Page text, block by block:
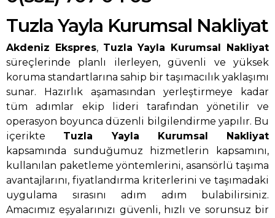
Tuzla Yayla Kurumsal Nakliyat
Akdeniz Ekspres, Tuzla Yayla Kurumsal Nakliyat
süreçlerinde planlı ilerleyen, güvenli ve yüksek
koruma standartlarına sahip bir taşımacılık yaklaşımı
sunar. Hazırlık aşamasından yerleştirmeye kadar
tüm adımlar ekip lideri tarafından yönetilir ve
operasyon boyunca düzenli bilgilendirme yapılır. Bu
içerikte Tuzla Yayla Kurumsal Nakliyat
kapsamında sunduğumuz hizmetlerin kapsamını,
kullanılan paketleme yöntemlerini, asansörlü taşıma
avantajlarını, fiyatlandırma kriterlerini ve taşımadaki
uygulama sırasını adım adım bulabilirsiniz.
Amacımız eşyalarınızı güvenli, hızlı ve sorunsuz bir